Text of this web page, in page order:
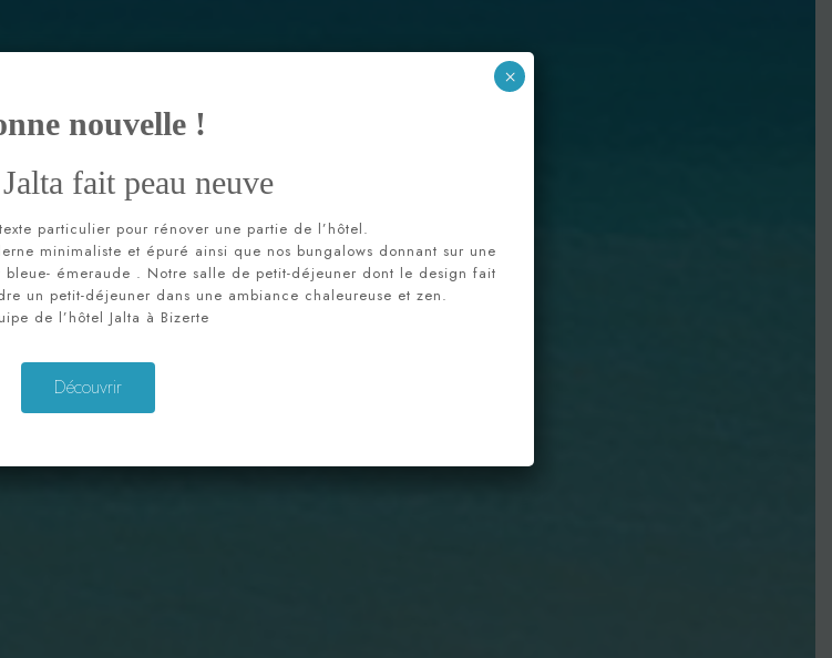
100
exceptionnelle à vivre
Enfants
0
nouvelle !
fait peau neuve
particulier pour rénover une partie de l’hôtel.
minimaliste et épuré ainsi que nos bungalows donnant sur une
émeraude . Notre salle de petit-déjeuner dont le design fait
un petit-déjeuner dans une ambiance chaleureuse et zen.
de l’hôtel Jalta à Bizerte
Découvrir
×